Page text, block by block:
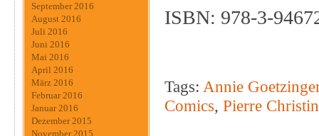
September 2016
August 2016
Juli 2016
Juni 2016
Mai 2016
April 2016
März 2016
Februar 2016
Januar 2016
Dezember 2015
November 2015
ISBN: 978-3-
Tags: Annie
Comics, Pierre Christin